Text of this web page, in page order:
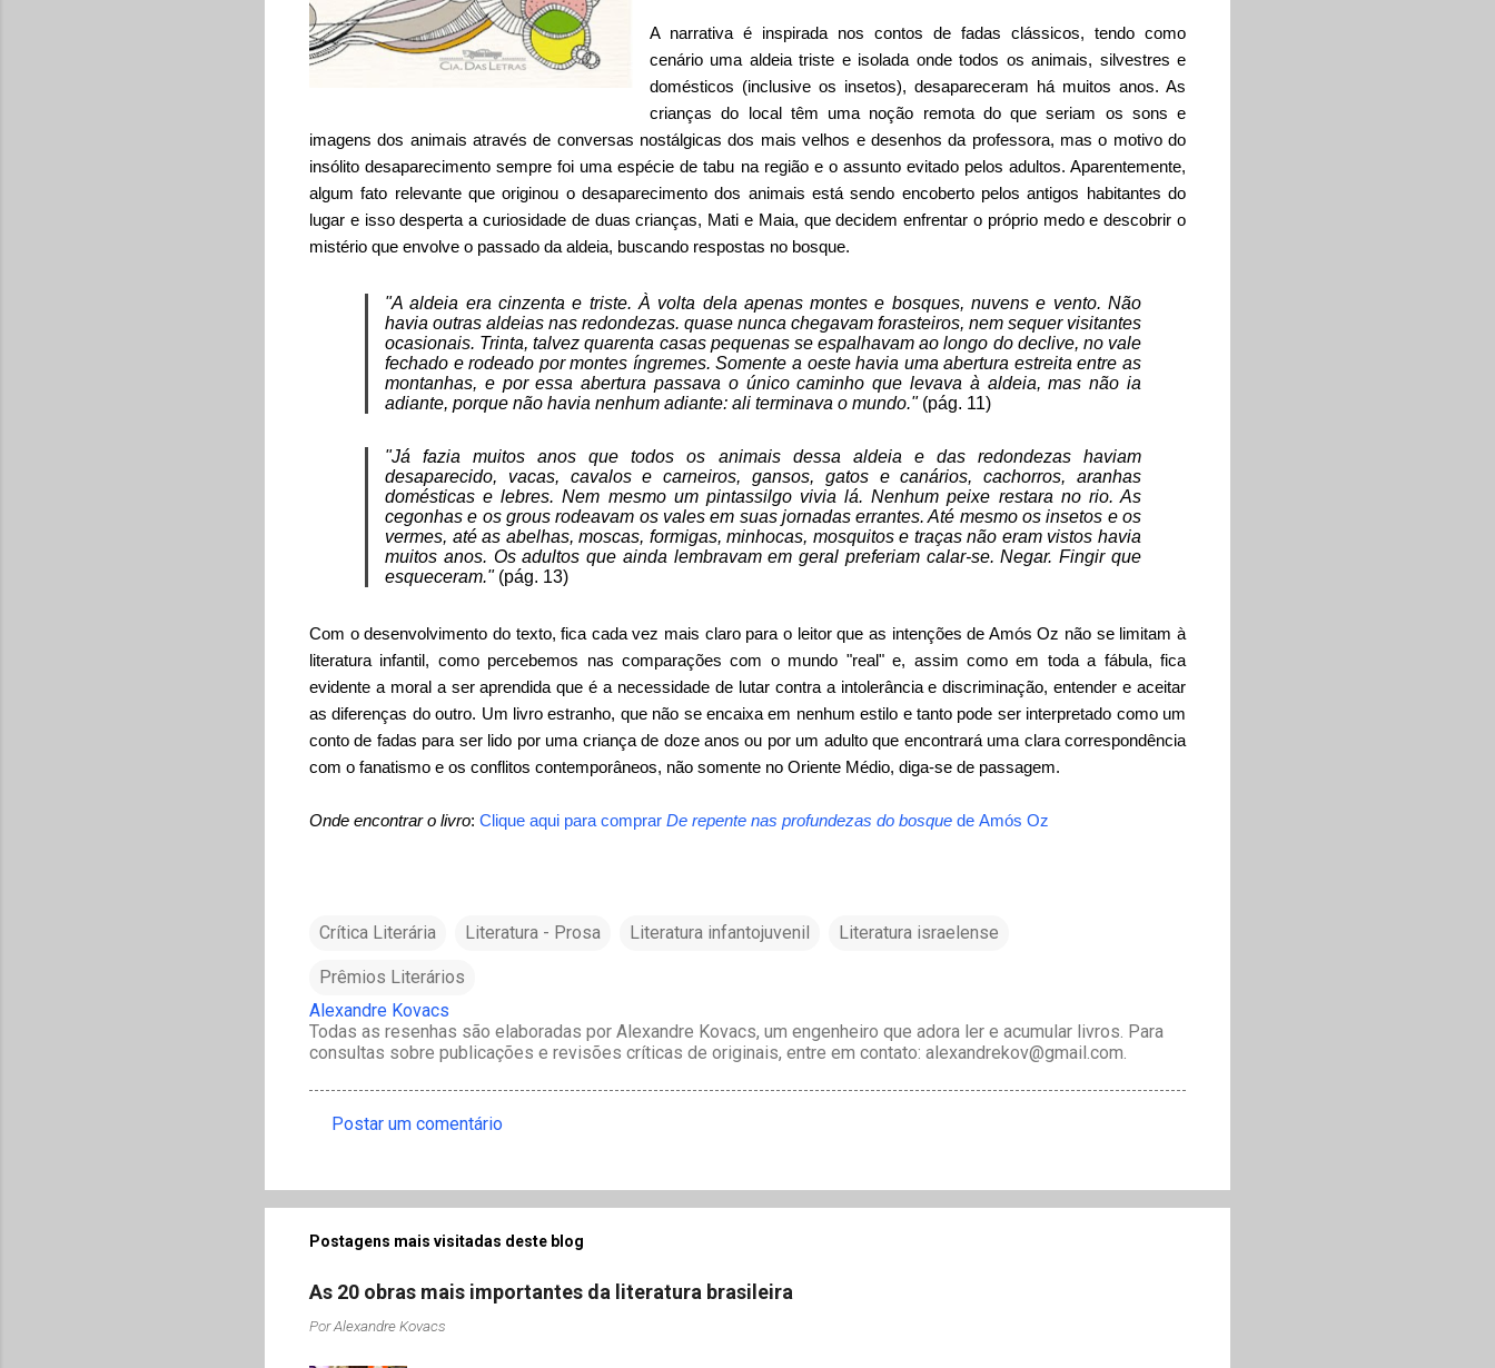
A narrativa é inspirada nos contos de fadas clássicos, tendo como
cenário uma aldeia triste e isolada onde todos os animais, silvestres e
domésticos (inclusive os insetos), desapareceram há muitos anos. As
crianças do local têm uma noção remota do que seriam os sons e
imagens dos animais através de conversas nostálgicas dos mais velhos e desenhos da professora, mas o motivo do
insólito desaparecimento sempre foi uma espécie de tabu na região e o assunto evitado pelos adultos. Aparentemente,
algum fato relevante que originou o desaparecimento dos animais está sendo encoberto pelos antigos habitantes do
lugar e isso desperta a curiosidade de duas crianças, Mati e Maia, que decidem enfrentar o próprio medo e descobrir o
mistério que envolve o passado da aldeia, buscando respostas no bosque.
"A aldeia era cinzenta e triste. À volta dela apenas montes e bosques, nuvens e vento. Não
havia outras aldeias nas redondezas. quase nunca chegavam forasteiros, nem sequer visitantes
ocasionais. Trinta, talvez quarenta casas pequenas se espalhavam ao longo do declive, no vale
fechado e rodeado por montes íngremes. Somente a oeste havia uma abertura estreita entre as
montanhas, e por essa abertura passava o único caminho que levava à aldeia, mas não ia
adiante, porque não havia nenhum adiante: ali terminava o mundo." (pág. 11)
"Já fazia muitos anos que todos os animais dessa aldeia e das redondezas haviam
desaparecido, vacas, cavalos e carneiros, gansos, gatos e canários, cachorros, aranhas
domésticas e lebres. Nem mesmo um pintassilgo vivia lá. Nenhum peixe restara no rio. As
cegonhas e os grous rodeavam os vales em suas jornadas errantes. Até mesmo os insetos e os
vermes, até as abelhas, moscas, formigas, minhocas, mosquitos e traças não eram vistos havia
muitos anos. Os adultos que ainda lembravam em geral preferiam calar-se. Negar. Fingir que
esqueceram."(pág. 13)
Com o desenvolvimento do texto, fica cada vez mais claro para o leitor que as intenções de Amós Oz não se limitam à
literatura infantil, como percebemos nas comparações com o mundo "real" e, assim como em toda a fábula, fica
evidente a moral a ser aprendida que é a necessidade de lutar contra a intolerância e discriminação, entender e aceitar
as diferenças do outro. Um livro estranho, que não se encaixa em nenhum estilo e tanto pode ser interpretado como um
conto de fadas para ser lido por uma criança de doze anos ou por um adulto que encontrará uma clara correspondência
com o fanatismo e os conflitos contemporâneos, não somente no Oriente Médio, diga-se de passagem.
Onde encontrar o livro: Clique aqui para comprar De repente nas profundezas do bosque de Amós Oz
Crítica Literária Literatura - Prosa Literatura infantojuvenil Literatura israelense
Prêmios Literários
Alexandre Kovacs
Todas as resenhas são elaboradas por Alexandre Kovacs, um engenheiro que adora ler e acumular livros. Para
consultas sobre publicações e revisões críticas de originais, entre em contato: alexandrekov@gmail.com.
m
e
t
á
r
Postar um comentário
Postagens mais visitadas deste blog
As 20 obras mais importantes da literatura brasileira
PorAlexandre Kovacs